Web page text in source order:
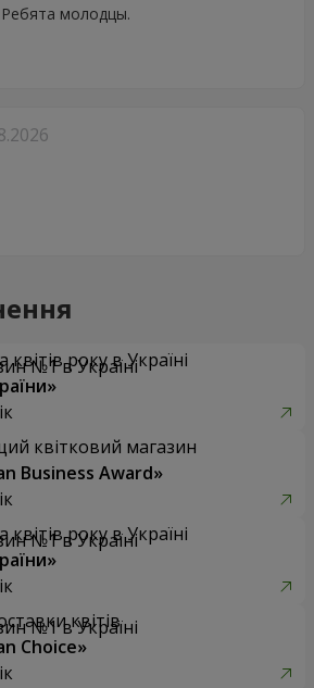
Ребята молодцы.
квітів року в Україні
квітковий магазин
Business Award»
квітів року в Україні
квітів
Choice»